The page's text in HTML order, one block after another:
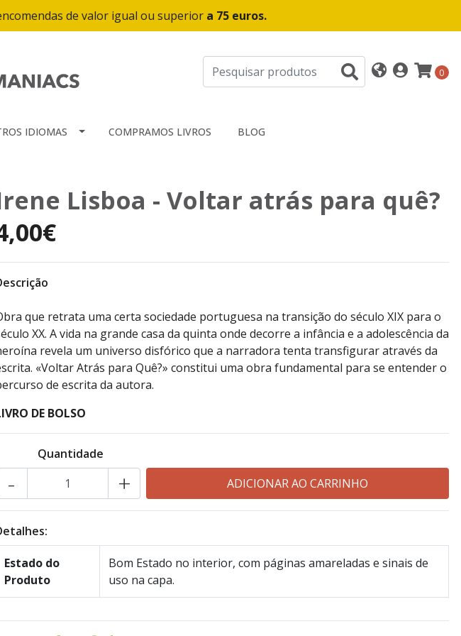
de valor igual ou superior a 75 euros.
0
IDIOMAS COMPRAMOS LIVROS BLOG
Lisboa - Voltar atrás para quê?
que retrata uma certa sociedade portuguesa na transição do século XIX para o
XX. A vida na grande casa da quinta onde decorre a infância e a adolescência da
revela um universo disfórico que a narradora tenta transfigurar através da
«Voltar Atrás para Quê?» constitui uma obra fundamental para se entender o
de escrita da autora.
DE BOLSO
Quantidade
+
-
Estado do
Produto
Bom Estado no interior, com páginas amareladas e sinais de
uso na capa.